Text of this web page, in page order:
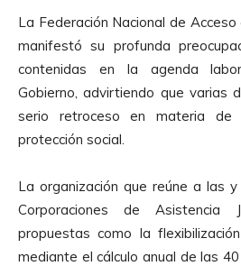
La Federación Nacional de Acceso
manifestó su profunda
contenidas en la agenda
Gobierno, advirtiendo que varias
serio retroceso en materia de
protección social.
La organización que reúne a las
Corporaciones de Asistencia
propuestas como la
mediante el cálculo anual de las